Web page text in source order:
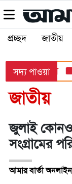
প্রচ্ছদ জাতীয়
সদ্য পাওয়া
মন্ত্রণালয়
জাতীয়
জুলাই কোনও
সংগ্রামের
আমার বার্তা